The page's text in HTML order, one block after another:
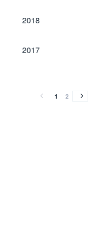
2018
2018
2017
2017
1 2